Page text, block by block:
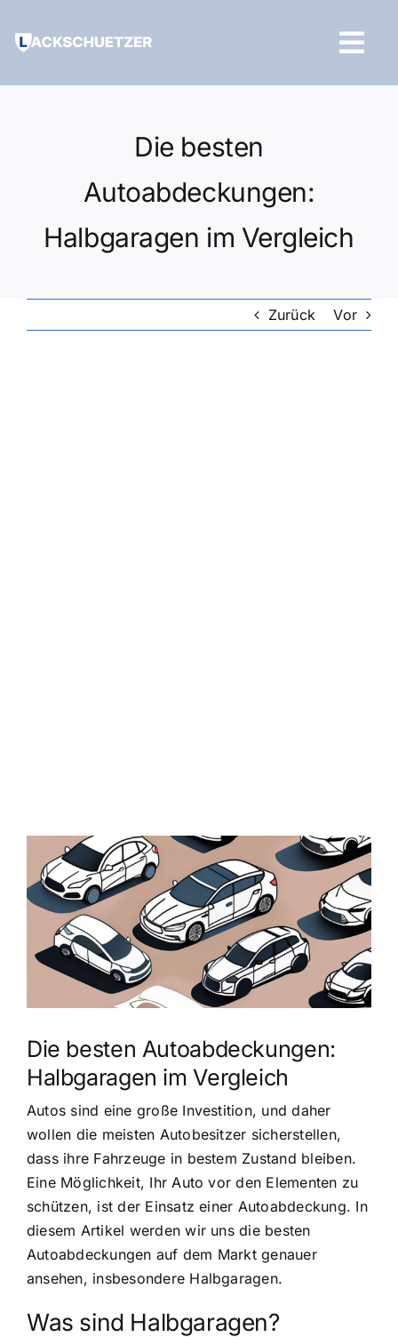
Inhalt
Die besten
Autoabdeckungen:
Halbgaragen im Vergleich
Zurück Vor
Zeige
grösseres
Bild
Die besten Autoabdeckungen:
Halbgaragen im Vergleich
Autos sind eine große Investition, und daher
wollen die meisten Autobesitzer sicherstellen,
dass ihre Fahrzeuge in bestem Zustand bleiben.
Eine Möglichkeit, Ihr Auto vor den Elementen zu
schützen, ist der Einsatz einer Autoabdeckung. In
diesem Artikel werden wir uns die besten
Autoabdeckungen auf dem Markt genauer
ansehen, insbesondere Halbgaragen.
Was sind Halbgaragen?